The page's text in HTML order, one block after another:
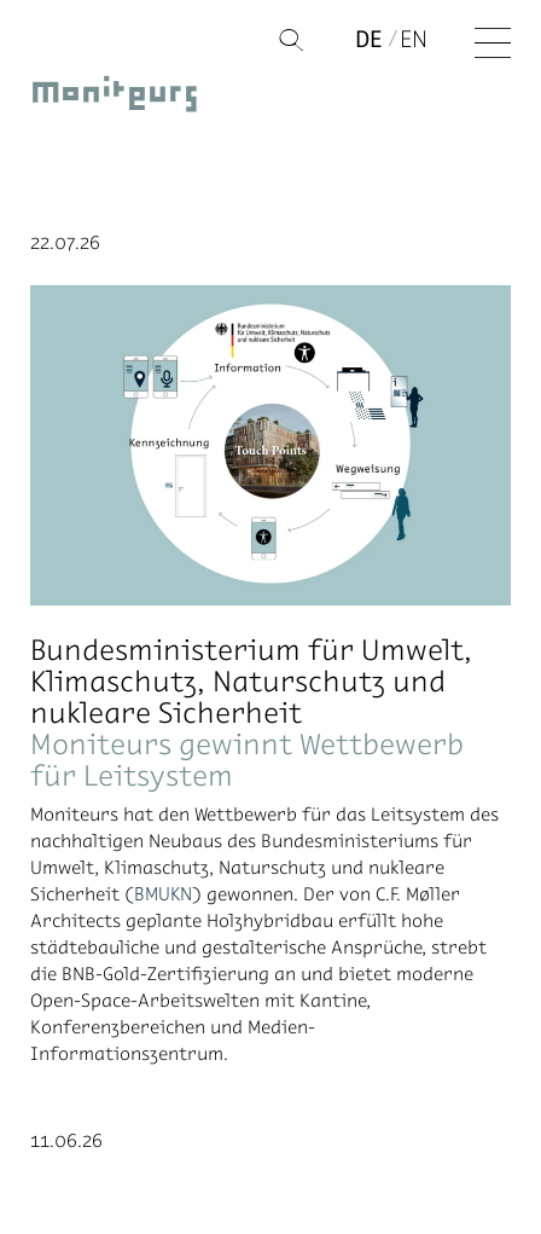
springen
Q
Moniteurs
DE EN
22.07.26
Bundesministerium für Umwelt,
Klimaschutz, Naturschutz und
nukleare Sicherheit
Moniteurs gewinnt Wettbewerb
für Leitsystem
Moniteurs hat den Wettbewerb für das Leitsystem des
nachhaltigen Neubaus des Bundesministeriums für
Umwelt, Klimaschutz, Naturschutz und nukleare
Sicherheit (BMUKN) gewonnen. Der von C.F. Møller
Architects geplante Holzhybridbau erfüllt hohe
städtebauliche und gestalterische Ansprüche, strebt
die BNB-Gold-Zertifizierung an und bietet moderne
Open-Space-Arbeitswelten mit Kantine,
Konferenzbereichen und Medien-
Informationszentrum.
11.06.26